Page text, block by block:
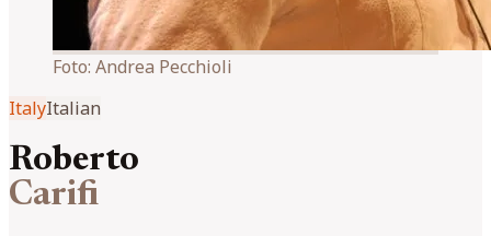
Foto: Andrea Pecchioli
ItalyItalian
Roberto
Carifi